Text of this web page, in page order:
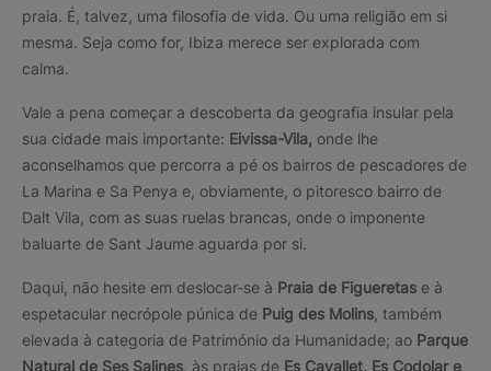
praia. É, talvez, uma filosofia de vida. Ou uma religião em si
mesma. Seja como for, Ibiza merece ser explorada com
calma.
Vale a pena começar a descoberta da geografia insular pela
sua cidade mais importante: Eivissa-Vila, onde lhe
aconselhamos que percorra a pé os bairros de pescadores de
La Marina e Sa Penya e, obviamente, o pitoresco bairro de
Dalt Vila, com as suas ruelas brancas, onde o imponente
baluarte de Sant Jaume aguarda por si.
Daqui, não hesite em deslocar-se à Praia de Figueretas e à
espetacular necrópole púnica de Puig des Molins , também
elevada à categoria de Património da Humanidade; ao Parque
Natural de Ses Salines , às praias de Es Cavallet, Es Codolar e